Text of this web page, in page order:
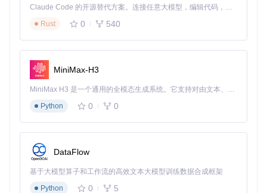
项目特点
代码，加速开发进程。
响应式布局
动设备上都能完美展现。
高质量组件
：25+精心设计的React组件，包括表格、图
运行 npm run dev
访问
如果你想要获得全部功能，包括源码预览，请访问
Claude Code 的开源替代方案。连接任意大模型，编辑代码，运行命令，自动验证 — 全自动执行。用 Rust 构建，极致性能。 ｜ An open-source alternative to Claude Code. Connect any LLM, edit code, run commands, and verify changes — autonomously. Built in Rust for speed. Get Started
Rust
0 540
MiniMax-H3
MiniMax H3 是一个通用的全模态生成系统。它支持对由文本、图像、视频和音频组成的多模态上下文进行统一理解，并能生成分辨率高达 2K、时长可达 15 秒的带原生立体声音频的视频。得益于面向任务泛化的系统设计，H3 在预训练阶段就已具备广泛的多模态上下文理解与生成能力，能够出色地执行复杂的多模态指令。
Python
0 0
DataFlow
基于大模型算子和工作流的高效文本大模型训练数据合成框架
Python
0 5